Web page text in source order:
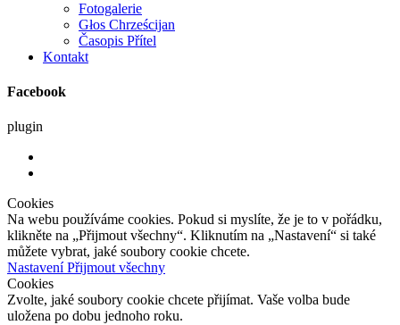
Fotogalerie
Głos Chrześcijan
Časopis Přítel
Kontakt
Facebook
plugin
Cookies
Na webu používáme cookies. Pokud si myslíte, že je to v pořádku,
klikněte na „Přijmout všechny“. Kliknutím na „Nastavení“ si také
můžete vybrat, jaké soubory cookie chcete.
NastaveníPřijmout všechny
Cookies
Zvolte, jaké soubory cookie chcete přijímat. Vaše volba bude
uložena po dobu jednoho roku.